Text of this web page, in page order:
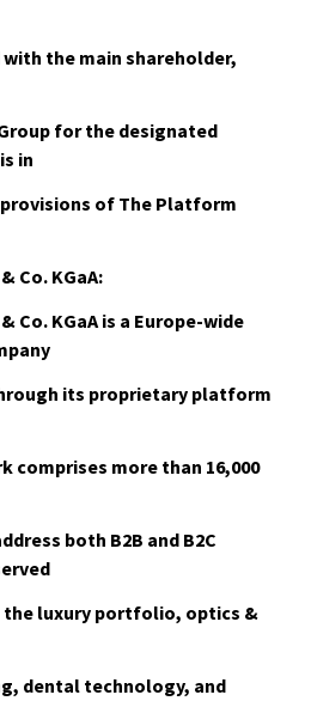
the main shareholder,
for the designated
in
of The Platform
Co. KGaA:
Co. KGaA is a Europe-wide
its proprietary platform
comprises more than 16,000
both B2B and B2C
the luxury portfolio, optics &
dental technology, and